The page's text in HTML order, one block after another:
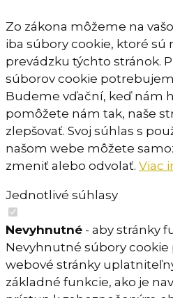
Zo zákona môžeme na
iba súbory cookie, ktoré
prevádzku týchto stránok.
súborov cookie
Budeme vďační, keď nám
pomôžete nám tak, naše
zlepšovať. Svoj súhlas s
našom webe môžete
zmeniť alebo odvolať. Viac
Jednotlivé súhlasy
Nevyhnutné - aby stránky
Nevyhnutné súbory
webové stránky
základné funkcie, ako je